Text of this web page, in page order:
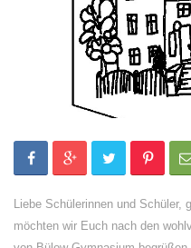
Liebe Schülerinnen und Schüler,
möchten wir Euch nach den